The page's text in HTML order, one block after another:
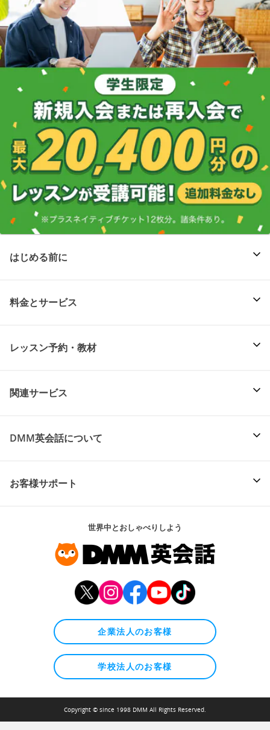
はじめる前に
料金とサービス
レッスン予約・教材
関連サービス
DMM英会話について
お客様サポート
世界中とおしゃべりしよう
企業法人のお客様
学校法人のお客様
Copyright © since 1998 DMM All Rights Reserved.